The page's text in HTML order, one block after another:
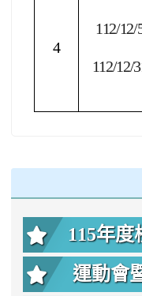
4
112/12/
112/12/
115年度
運動會